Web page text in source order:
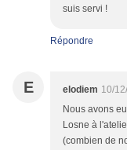
suis servi !
Répondre
E elodiem 10/
Nous avons
Losne à
(combien de